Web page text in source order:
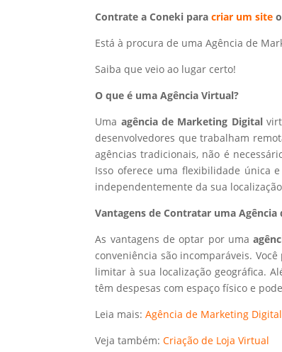
Contrate a Coneki paracriar um site
Está à procura de uma Agência de
Saiba que veio ao lugar certo!
O que é uma Agência Virtual?
Uma agência de Marketing Digital
desenvolvedores que trabalham
agências tradicionais, não é
Isso oferece uma flexibilidade única
independentemente da sua
Vantagens de Contratar uma
As vantagens de optar por uma
conveniência são incomparáveis.
limitar à sua localização geográfica.
têm despesas com espaço físico e
Leia mais:Agência de Marketing
Veja também:Criação de Loja Virtual